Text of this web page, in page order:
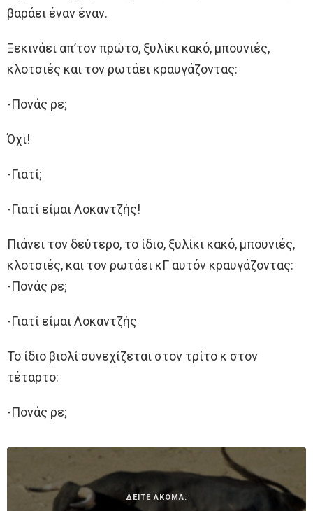
βαράει έναν έναν.
Ξεκινάει απ’τον πρώτο, ξυλίκι κακό, μπουνιές,
κλοτσιές και τον ρωτάει κραυγάζοντας:
-Πονάς ρε;
Όχι!
-Γιατί;
-Γιατί είμαι Λοκαντζής!
Πιάνει τον δεύτερο, το ίδιο, ξυλίκι κακό, μπουνιές,
κλοτσιές, και τον ρωτάει κΓ αυτόν κραυγάζοντας:
-Πονάς ρε;
-Γιατί είμαι Λοκαντζής
Το ίδιο βιολί συνεχίζεται στον τρίτο κ στον
τέταρτο:
-Πονάς ρε;
ΔΕΙΤΕ ΑΚΟΜΑ: